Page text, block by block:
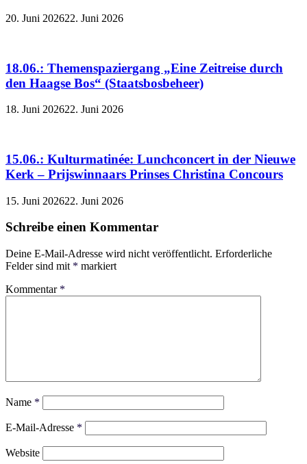
20. Juni 202622. Juni 2026
18.06.: Themenspaziergang „Eine Zeitreise durch
den Haagse Bos“ (Staatsbosbeheer)
18. Juni 202622. Juni 2026
15.06.: Kulturmatinée: Lunchconcert in der Nieuwe
Kerk – Prijswinnaars Prinses Christina Concours
15. Juni 202622. Juni 2026
Schreibe einen Kommentar
Deine E-Mail-Adresse wird nicht veröffentlicht. Erforderliche
Felder sind mit * markiert
Kommentar *
Name *
E-Mail-Adresse *
Website